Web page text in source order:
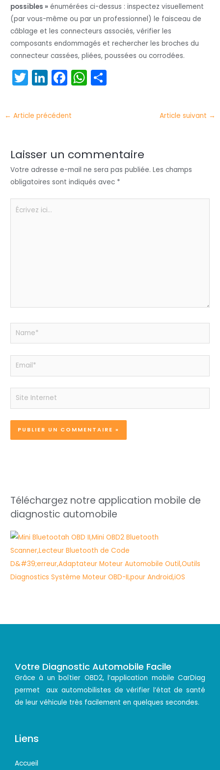
possibles » énumérées ci-dessus : inspectez visuellement
(par vous-même ou par un professionnel) le faisceau de
câblage et les connecteurs associés, vérifier les
composants endommagés et rechercher les broches du
connecteur cassées, pliées, poussées ou corrodées.
T
itt
er
Li
k
e
n
F
c
e
o
o
k
W
p
p
er
← Article précédent Article suivant →
Laisser un commentaire
Votre adresse e-mail ne sera pas publiée. Les champs
obligatoires sont indiqués avec *
Écrivez
Name*
Email*
Site
Téléchargez notre application mobile de
diagnostic automobile
Votre Diagnostic Automobile Facile
Grâce à un boîtier OBD2, l’application mobile CarDiag
permet aux automobilistes de vérifier l’état de santé
de leur véhicule très facilement en quelques secondes.
Liens
Accueil